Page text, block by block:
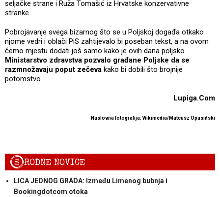
seljačke strane i Ruža Tomašić iz Hrvatske konzervativne
stranke.
Pobrojavanje svega bizarnog što se u Poljskoj događa otkako
njome vedri i oblači PiS zahtijevalo bi poseban tekst, a na ovom
ćemo mjestu dodati još samo kako je ovih dana poljsko
Ministarstvo zdravstva pozvalo građane Poljske da se
razmnožavaju poput zečeva kako bi dobili što brojnije
potomstvo.
Lupiga.Com
Naslovna fotografija: Wikimedia/Mateusz Opasiński
SRODNE NOVICE
LICA JEDNOG GRADA: Između Limenog bubnja i
Bookingdotcom otoka